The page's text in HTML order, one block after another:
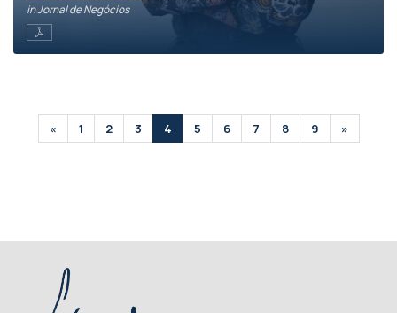
in Jornal de Negócios
« 1 2 3 4 5 6 7 8 9 »